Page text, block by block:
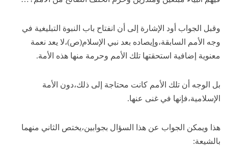
وقبل الجواب أود الإشارة إلى أن انفتاح باب النبوة التبليغية في
وجه الأمم السابقة،وإيصاده بعد نبي الإسلام(ص)،لا يعد نعمة
معنوية إضافية استحقتها تلك الأمم وحرمة منها هذه الأمة.
بل الوجه أن تلك الأمم كانت محتاجة إلى ذلك،دون الأمة
الإسلامية،فإنها في غنى عنها.
هذا ويمكن الجواب عن هذا السؤال بجوابين،يختص الثاني منهما
بالشيعة: